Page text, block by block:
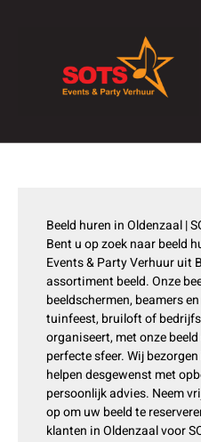
Beeld huren in Oldenzaal |
Bent u op zoek naar beeld
Events & Party Verhuur uit
assortiment beeld. Onze
beeldschermen, beamers
tuinfeest, bruiloft of
organiseert, met onze
perfecte sfeer. Wij
helpen desgewenst met
persoonlijk advies. Neem
op om uw beeld te
klanten in Oldenzaal voor